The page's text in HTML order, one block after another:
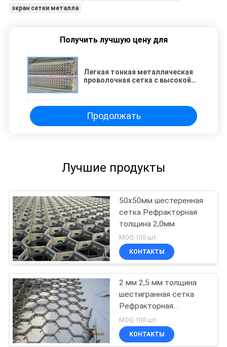
экран сетки металла
Получить лучшую цену для
Легкая тонкая металлическая
проволочная сетка с высокой
Продолжать
Лучшие продукты
50х50мм шестеренная
сетка Рефракторная
толщина 2,0мм
MOQ:100 шт.
КОНТАКТЫ
2 мм 2,5 мм толщина
шестигранная сетка
Рефракторная
нержавеющая сталь
MOQ:100 шт.
КОНТАКТЫ